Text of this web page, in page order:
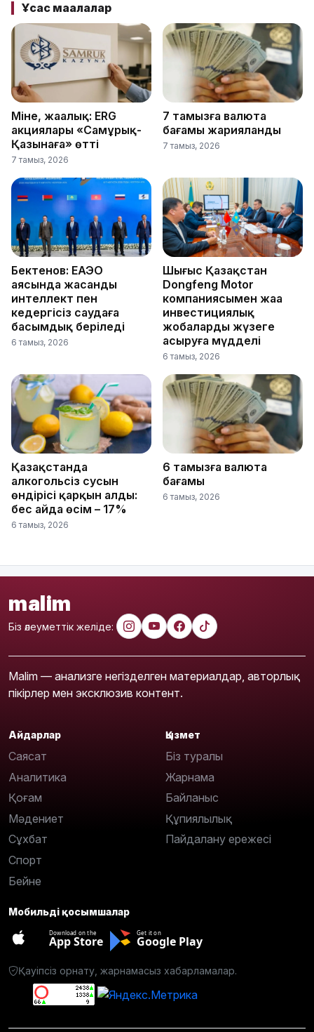
Ұқсас мақалалар
Міне, жаңалық: ERG
акциялары «Самұрық-
Қазынаға» өтті
7 тамыз, 2026
7 тамызға валюта
бағамы жарияланды
7 тамыз, 2026
Бектенов: ЕАЭО
аясында жасанды
интеллект пен
кедергісіз саудаға
басымдық беріледі
6 тамыз, 2026
Шығыс Қазақстан
Dongfeng Motor
компаниясымен жаңа
инвестициялық
жобаларды жүзеге
асыруға мүдделі
6 тамыз, 2026
Қазақстанда
алкогольсіз сусын
өндірісі қарқын алды:
бес айда өсім – 17%
6 тамыз, 2026
6 тамызға валюта
бағамы
6 тамыз, 2026
malim
Біз әлеуметтік желіде:
Malim — анализге негізделген материалдар, авторлық
пікірлер мен эксклюзив контент.
Айдарлар
Саясат
Аналитика
Қоғам
Мәдениет
Сұхбат
Спорт
Бейне
Қызмет
Біз туралы
Жарнама
Байланыс
Құпиялылық
Пайдалану ережесі
Мобильді қосымшалар
Download on the
App Store
Get it on
Google Play
Қауіпсіз орнату, жарнамасыз хабарламалар.